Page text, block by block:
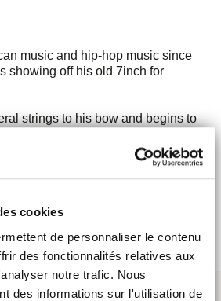
cookies
de personnaliser le contenu
des fonctionnalités relatives aux
notre trafic. Nous
des informations sur l'utilisation de
music and hip-hop music since
showing off his old 7inch for
strings to his bow and begins to
the slogan: deepness ... Quality
his Djr 400 to stay classy and